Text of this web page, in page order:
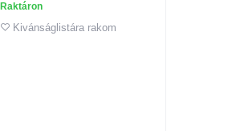
Raktáron
Kivánságlistára rakom